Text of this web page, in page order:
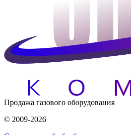
Продажа газового оборудования
© 2009-2026